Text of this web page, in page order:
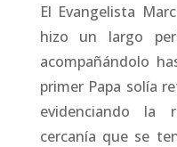
El Evangelista
hizo un largo
acompañándolo
primer Papa solía
evidenciando la
cercanía que se